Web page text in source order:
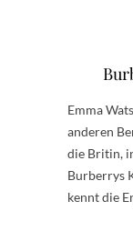
Emma
anderen
die Britin,
Burberrys
kennt die